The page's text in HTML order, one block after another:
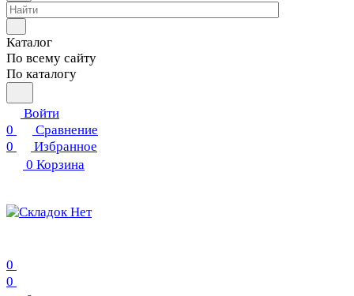
Каталог
По всему сайту
По каталогу
Войти
0
Сравнение
0
Избранное
0 Корзина
0
0